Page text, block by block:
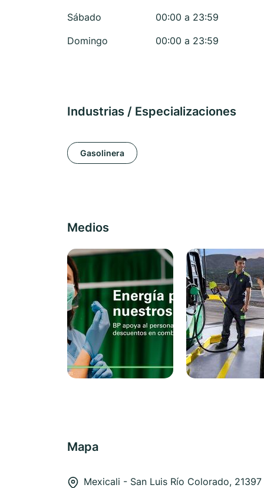
Sábado
00:00 a 23:59
Domingo
00:00 a 23:59
Industrias / Especializaciones
Gasolinera
Medios
Mapa
Mexicali - San Luis Río Colorado,